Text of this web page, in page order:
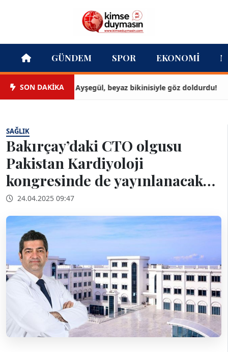
GÜNDEM SPOR EKONOMI
SON DAKİKAAyşegül, beyaz bikinisiyle göz doldurdu!
SAĞLIK
Bakırçay’daki CTO olgusu
Pakistan Kardiyoloji
kongresinde de yayınlanacak…
24.04.2025 09:47